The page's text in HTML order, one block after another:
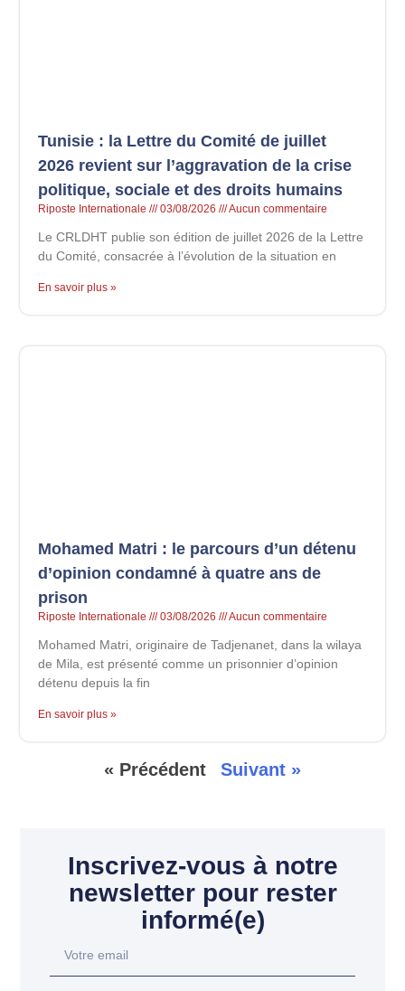
Tunisie : la Lettre du Comité de juillet
2026 revient sur l’aggravation de la crise
politique, sociale et des droits humains
Riposte Internationale 03/08/2026 Aucun commentaire
Le CRLDHT publie son édition de juillet 2026 de la Lettre
du Comité, consacrée à l’évolution de la situation en
En savoir plus »
Mohamed Matri : le parcours d’un détenu
d’opinion condamné à quatre ans de
prison
Riposte Internationale 03/08/2026 Aucun commentaire
Mohamed Matri, originaire de Tadjenanet, dans la wilaya
de Mila, est présenté comme un prisonnier d’opinion
détenu depuis la fin
En savoir plus »
« Précédent Suivant »
Inscrivez-vous à notre
newsletter pour rester
informé(e)